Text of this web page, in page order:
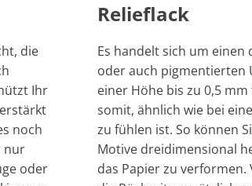
die
Ihr
noch
nur
oder
Relieflack
Es handelt sich um einen
oder auch pigmentierten
einer Höhe bis zu 0,5
somit, ähnlich wie bei
zu fühlen ist. So können
Motive dreidimensional
das Papier zu verformen.